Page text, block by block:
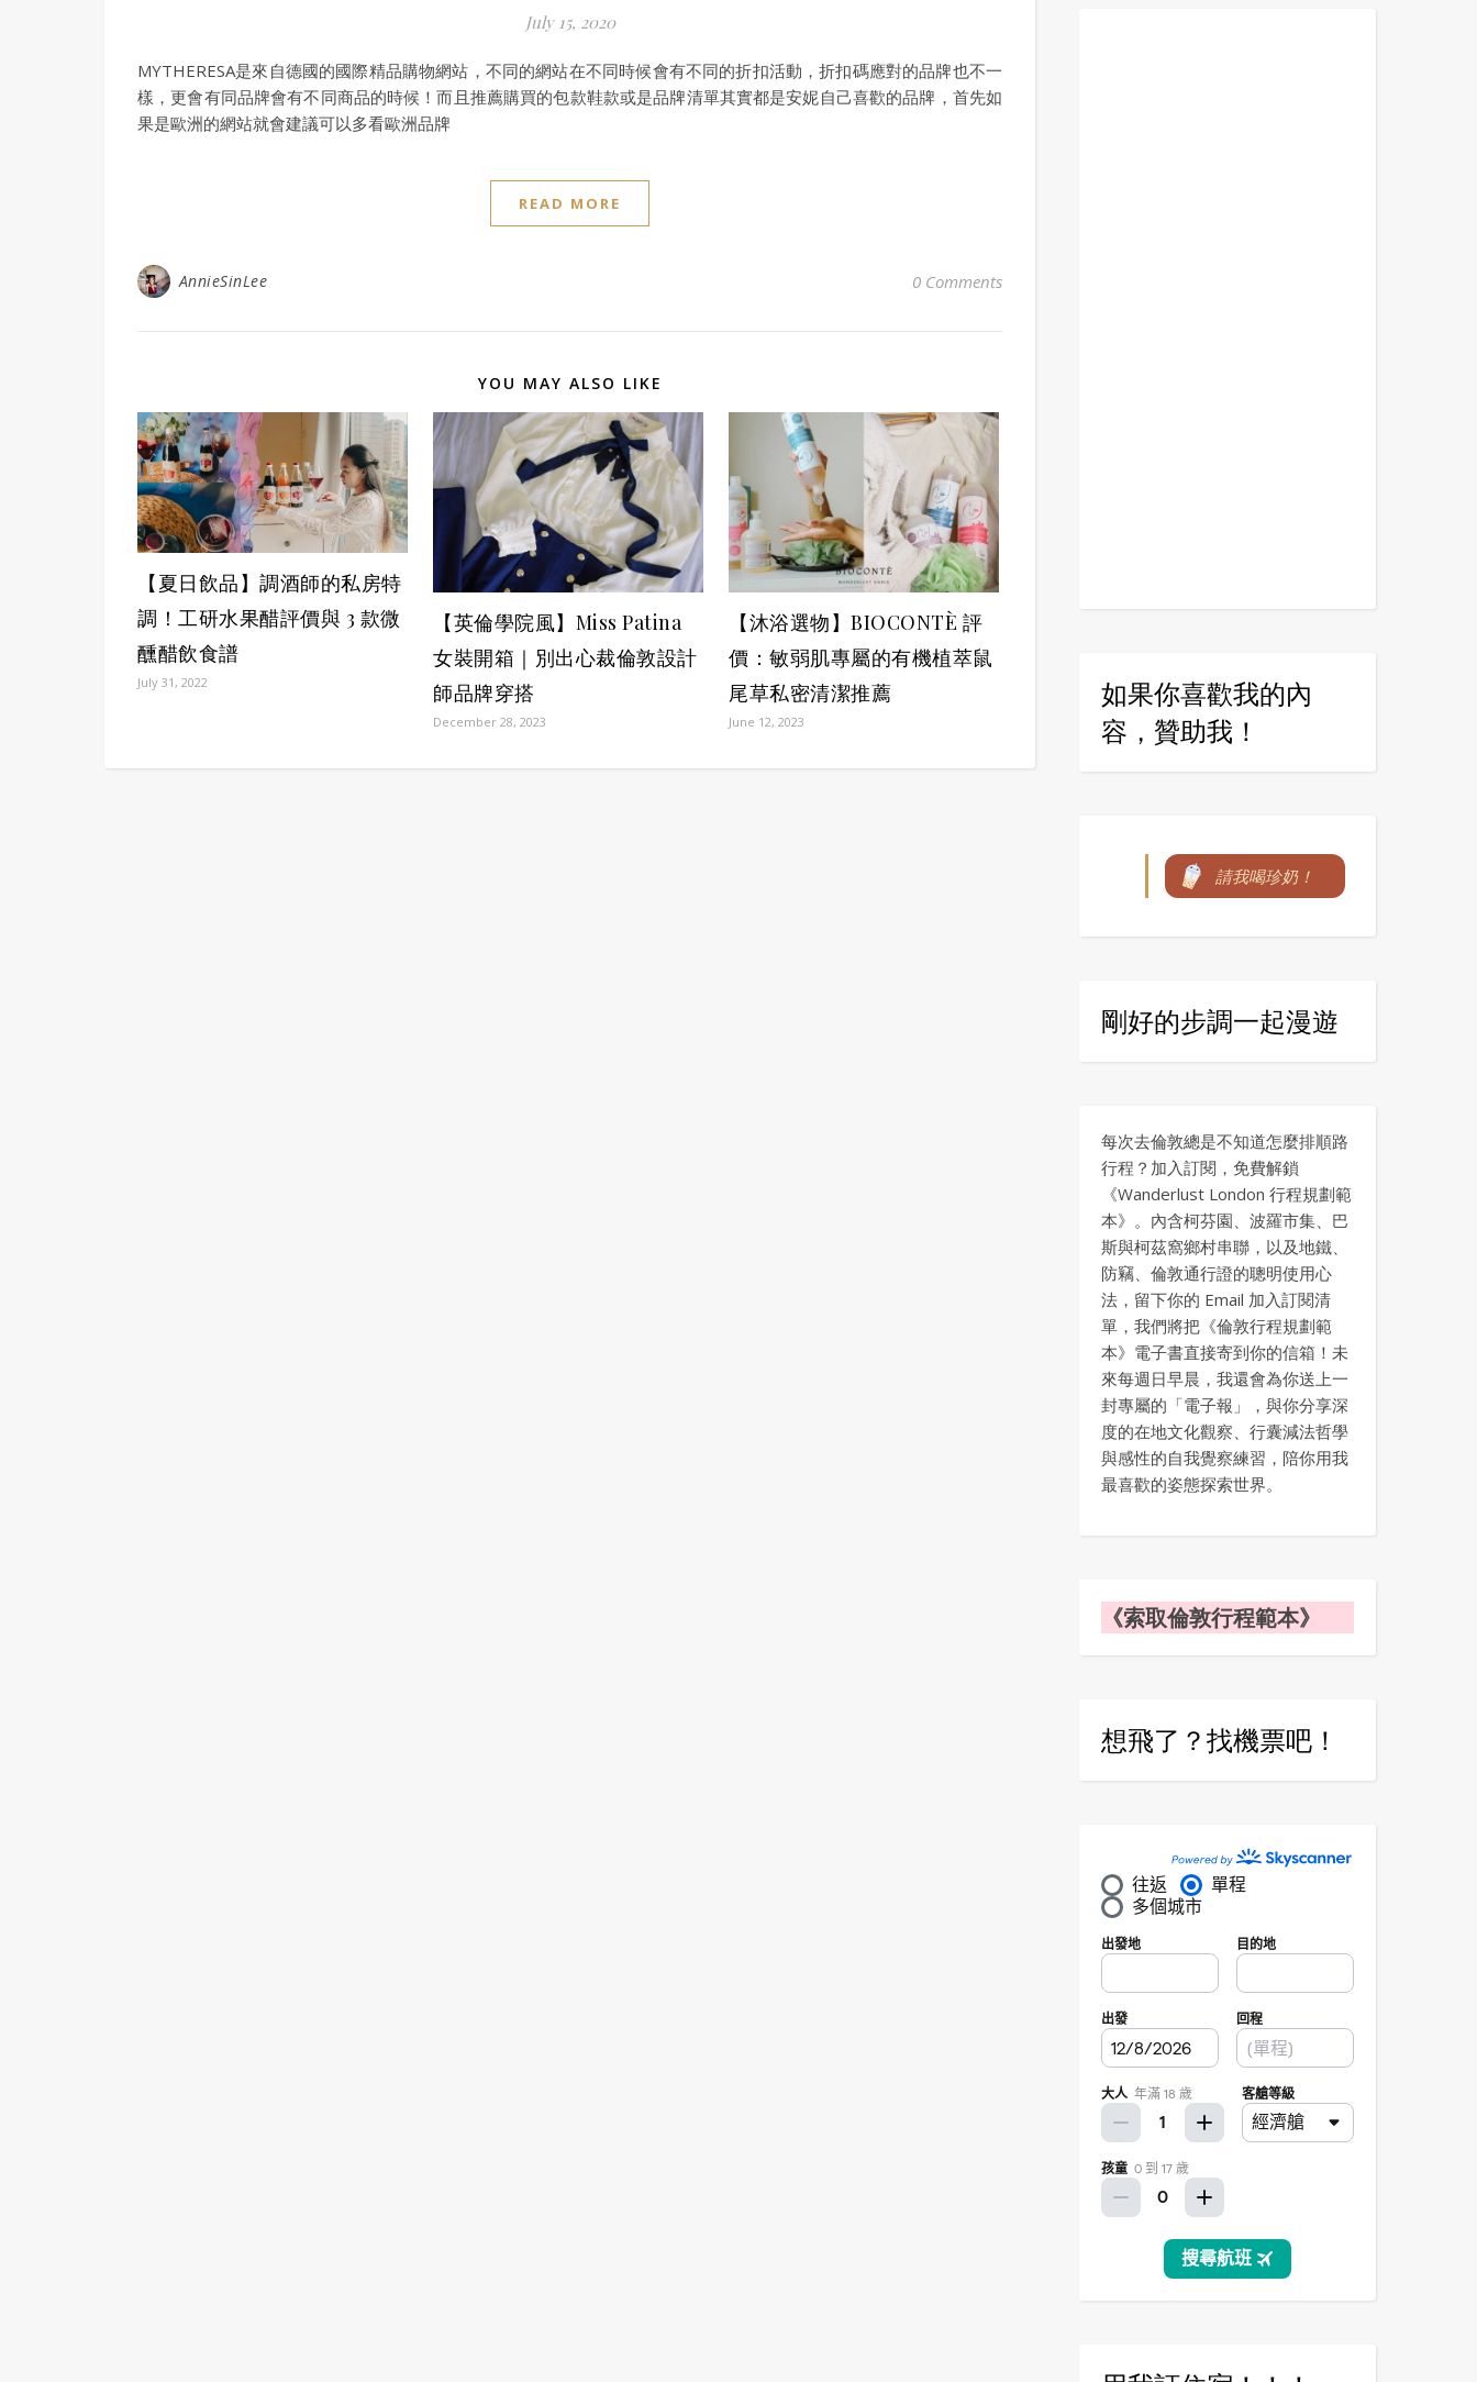
July 15, 2020
MYTHERESA是來自德國的國際精品購物網站，不同的網站在不同時候會有不同的折扣活動，折扣碼應對的品牌也不一
樣，更會有同品牌會有不同商品的時候！而且推薦購買的包款鞋款或是品牌清單其實都是安妮自己喜歡的品牌，首先如
果是歐洲的網站就會建議可以多看歐洲品牌
READ MORE
AnnieSinLee 0 Comments
YOU MAY ALSO LIKE
【夏日飲品】調酒師的私房特
調！工研水果醋評價與 3 款微
醺醋飲食譜
July 31, 2022
【英倫學院風】Miss Patina
女裝開箱｜別出心裁倫敦設計
師品牌穿搭
December 28, 2023
【沐浴選物】BIOCONTÈ 評
價：敏弱肌專屬的有機植萃鼠
尾草私密清潔推薦
June 12, 2023
如果你喜歡我的內
容，贊助我！
請我喝珍奶！
剛好的步調一起漫遊
每次去倫敦總是不知道怎麼排順路
行程？加入訂閱，免費解鎖
《Wanderlust London 行程規劃範
本》。內含柯芬園、波羅市集、巴
斯與柯茲窩鄉村串聯，以及地鐵、
防竊、倫敦通行證的聰明使用心
法，留下你的 Email 加入訂閱清
單，我們將把《倫敦行程規劃範
本》電子書直接寄到你的信箱！未
來每週日早晨，我還會為你送上一
封專屬的「電子報」，與你分享深
度的在地文化觀察、行囊減法哲學
與感性的自我覺察練習，陪你用我
最喜歡的姿態探索世界。
《索取倫敦行程範本》
想飛了？找機票吧！